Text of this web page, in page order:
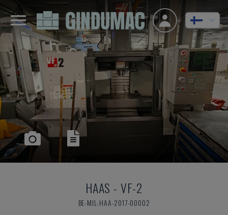
HAAS - VF-2
BE-MIL-HAA-2017-00002